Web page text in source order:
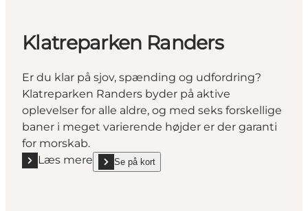
Klatreparken Randers
Er du klar på sjov, spænding og udfordring?
Klatreparken Randers byder på aktive
oplevelser for alle aldre, og med seks forskellige
baner i meget varierende højder er der garanti
for morskab.
Læs mere
Læs mere "Klatreparken Randers"
Se på kort
show Klatreparken Randers on_map